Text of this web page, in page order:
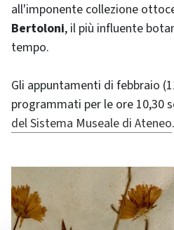
all'imponente collezione
Bertoloni, il più influente
tempo.
Gli appuntamenti di febbraio
programmati per le ore 10,30
del Sistema Museale di Ateneo.